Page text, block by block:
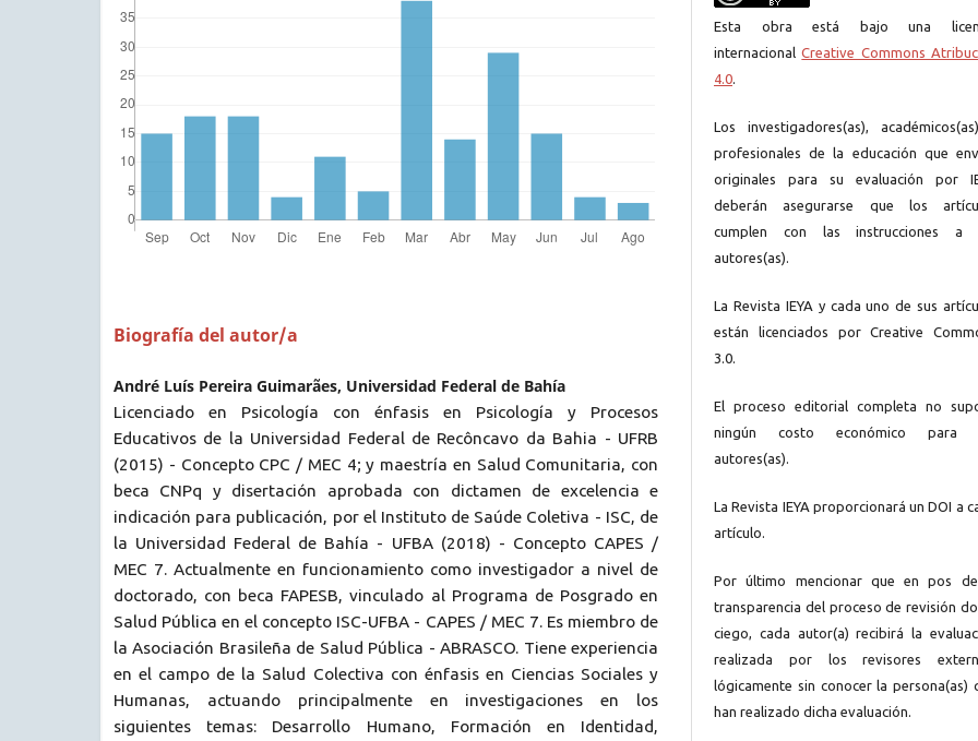
Biografía del autor/a
André Luís Pereira Guimarães, Universidad Federal de Bahía
Licenciado en Psicología con énfasis en Psicología y Procesos
Educativos de la Universidad Federal de Recôncavo da Bahia - UFRB
(2015) - Concepto CPC / MEC 4; y maestría en Salud Comunitaria, con
beca CNPq y disertación aprobada con dictamen de excelencia e
indicación para publicación, por el Instituto de Saúde Coletiva - ISC, de
la Universidad Federal de Bahía - UFBA (2018) - Concepto CAPES /
MEC 7. Actualmente en funcionamiento como investigador a nivel de
doctorado, con beca FAPESB, vinculado al Programa de Posgrado en
Salud Pública en el concepto ISC-UFBA - CAPES / MEC 7. Es miembro de
la Asociación Brasileña de Salud Pública - ABRASCO. Tiene experiencia
en el campo de la Salud Colectiva con énfasis en Ciencias Sociales y
Humanas, actuando principalmente en investigaciones en los
siguientes temas: Desarrollo Humano, Formación en Identidad,
Esta obra está bajo una
internacionalCreative Commons
4.0.
Los investigadores(as),
profesionales de la educación que
originales para su evaluación por
deberán asegurarse que los
cumplen con las instrucciones a
autores(as).
La Revista IEYA y cada uno de sus
están licenciados por Creative
3.0.
El proceso editorial completa no
ningún costo económico para
autores(as).
La Revista IEYA proporcionará un DOI a
artículo.
Por último mencionar que en pos
transparencia del proceso de revisión
ciego, cada autor(a) recibirá la
realizada por los revisores
lógicamente sin conocer la persona(as)
han realizado dicha evaluación.